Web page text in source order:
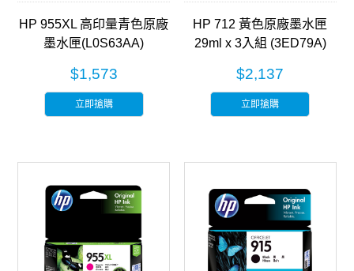
HP 955XL 高印量青色原廠
墨水匣(L0S63AA)
$1,573
立即搶購
HP 712 黃色原廠墨水匣
29ml x 3入組 (3ED79A)
$2,137
立即搶購